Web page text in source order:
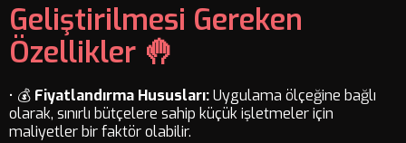
Geliştirilmesi Gereken
Özellikler 🤚
• 💰 Fiyatlandırma Hususları:Uygulama ölçeğine bağlı
olarak, sınırlı bütçelere sahip küçük işletmeler için
maliyetler bir faktör olabilir.